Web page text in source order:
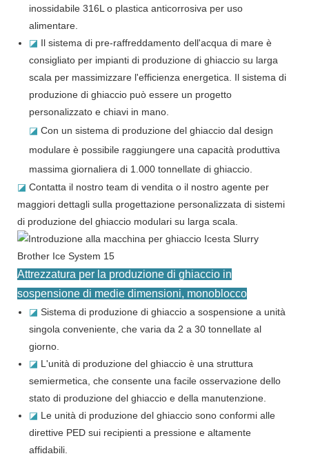
inossidabile 316L o plastica anticorrosiva per uso
alimentare.
◪ Il sistema di pre-raffreddamento dell'acqua di mare è
consigliato per impianti di produzione di ghiaccio su larga
scala per massimizzare l'efficienza energetica. Il sistema di
produzione di ghiaccio può essere un progetto
personalizzato e chiavi in ​​mano.
◪ Con un sistema di produzione del ghiaccio dal design
modulare è possibile raggiungere una capacità produttiva
massima giornaliera di 1.000 tonnellate di ghiaccio.
◪ Contatta il nostro team di vendita o il nostro agente per
maggiori dettagli sulla progettazione personalizzata di sistemi
di produzione del ghiaccio modulari su larga scala.
Attrezzatura per la produzione di ghiaccio in
sospensione di medie dimensioni, monoblocco
◪ Sistema di produzione di ghiaccio a sospensione a unità
singola conveniente, che varia da 2 a 30 tonnellate al
giorno.
◪ L'unità di produzione del ghiaccio è una struttura
semiermetica, che consente una facile osservazione dello
stato di produzione del ghiaccio e della manutenzione.
◪ Le unità di produzione del ghiaccio sono conformi alle
direttive PED sui recipienti a pressione e altamente
affidabili.